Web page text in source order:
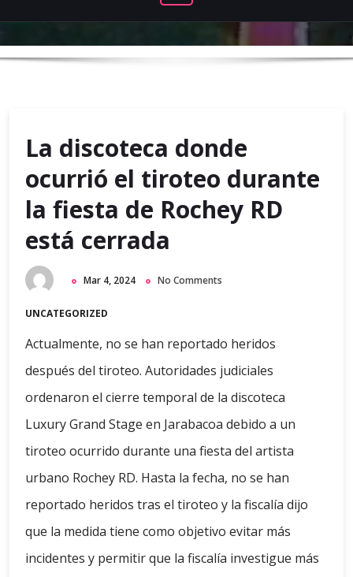
La discoteca donde
ocurrió el tiroteo durante
la fiesta de Rochey RD
está cerrada
Mar 4, 2024 No Comments
UNCATEGORIZED
Actualmente, no se han reportado heridos
después del tiroteo. Autoridades judiciales
ordenaron el cierre temporal de la discoteca
Luxury Grand Stage en Jarabacoa debido a un
tiroteo ocurrido durante una fiesta del artista
urbano Rochey RD. Hasta la fecha, no se han
reportado heridos tras el tiroteo y la fiscalía dijo
que la medida tiene como objetivo evitar más
incidentes y permitir que la fiscalía investigue más